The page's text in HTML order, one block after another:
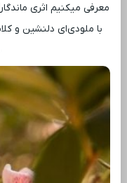
معرفی میکنیم اثری
با ملودی‌ای دلنشین و